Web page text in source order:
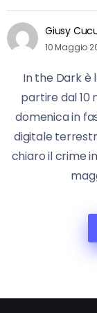
Giusy
10 Maggio
In the Dark è
partire dal 10
domenica in
digitale
chiaro il crime